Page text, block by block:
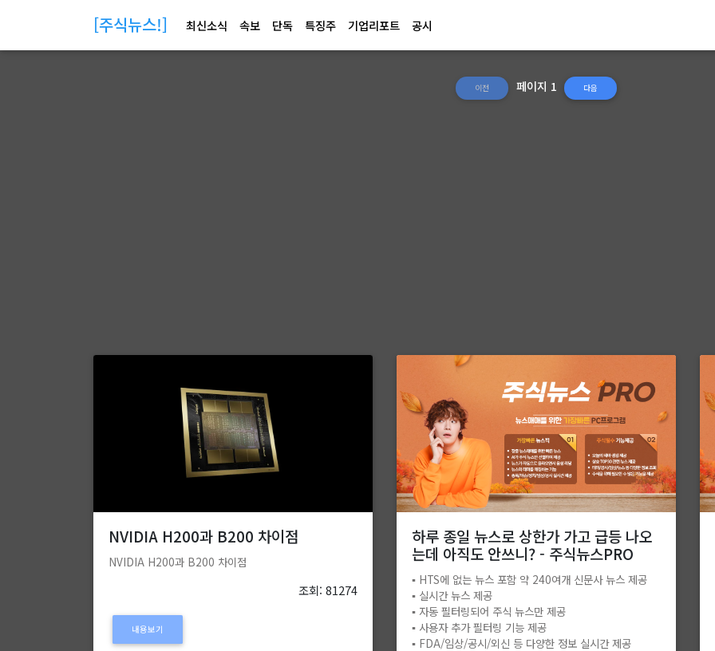
[주식뉴스!] 최신소식 속보 단독 특징주 기업리포트 공시
이전 페이지 1 다음
NVIDIA H200과 B200 차이점
NVIDIA H200과 B200 차이점
조회: 81274
내용보기
하루 종일 뉴스로 상한가 가고 급등 나오
는데 아직도 안쓰니? - 주식뉴스PRO
▪️ HTS에 없는 뉴스 포함 약 240여개 신문사 뉴스 제공
▪️ 실시간 뉴스 제공
▪️ 자동 필터링되어 주식 뉴스만 제공
▪️ 사용자 추가 필터링 기능 제공
▪️ FDA/임상/공시/외신 등 다양한 정보 실시간 제공